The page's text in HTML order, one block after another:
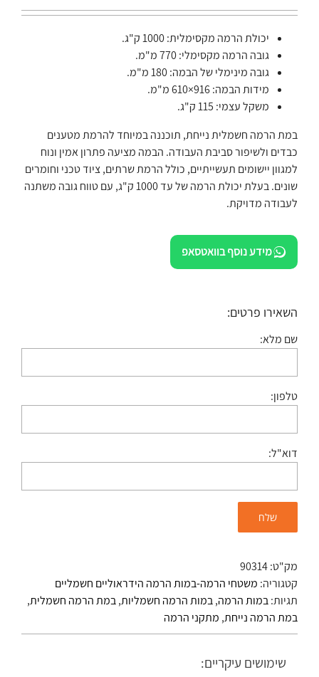
יכולת הרמה מקסימלית: 1000 ק"ג.
גובה הרמה מקסימלי: 770 מ"מ.
גובה מינימלי של הבמה: 180 מ"מ.
מידות הבמה: 916×610 מ"מ.
משקל עצמי: 115 ק"ג.
במת הרמה חשמלית נייחת, תוכננה במיוחד להרמת מטענים
כבדים ולשיפור סביבת העבודה. הבמה מציעה פתרון אמין ונוח
למגוון יישומים תעשייתיים, כולל הרמת שרתים, ציוד טכני וחומרים
שונים. בעלת יכולת הרמה של עד 1000 ק"ג, עם טווח גובה משתנה
לעבודה מדויקת.
מידע נוסף בוואטסאפ
השאירו פרטים:
שם מלא:
טלפון:
דוא"ל:
מק"ט:90314
קטגוריה: משטחי הרמה-במות הרמה הידראוליים חשמליים
תגיות:במות הרמה,במות הרמה חשמליות,במת הרמה חשמלית,
במת הרמה נייחת, מתקני הרמה
שימושים עיקריים: